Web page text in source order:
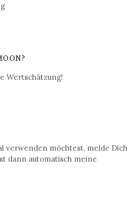
Wertschätzung!
verwenden möchtest, melde Dich
dann automatisch meine